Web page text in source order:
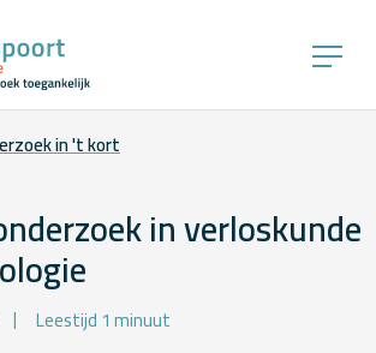
in 't kort
in verloskunde
Leestijd 1 minuut